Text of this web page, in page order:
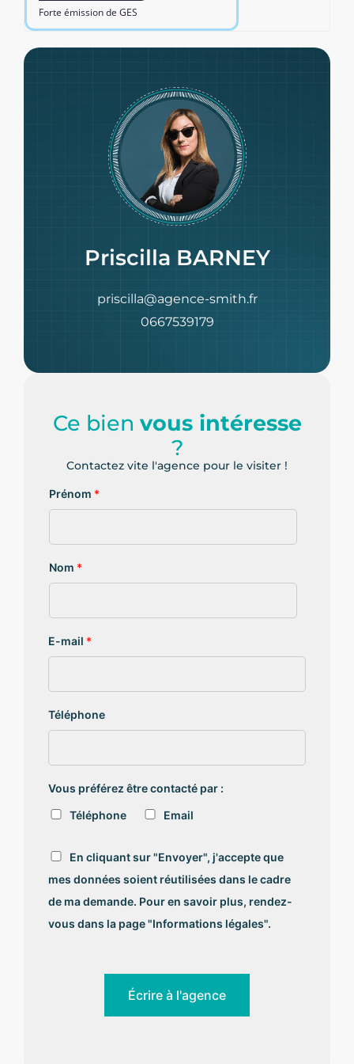
Forte émission de GES
Priscilla BARNEY
priscilla@agence-smith.fr
0667539179
Ce bien vous intéresse
?
Contactez vite l'agence pour le visiter !
Prénom *
Nom *
E-mail *
Téléphone
Vous préférez être contacté par :
Téléphone
Email
R
G
P
D
*
En cliquant sur "Envoyer", j'accepte que
mes données soient réutilisées dans le cadre
de ma demande. Pour en savoir plus, rendez-
vous dans la page "Informations légales".
Écrire à l'agence